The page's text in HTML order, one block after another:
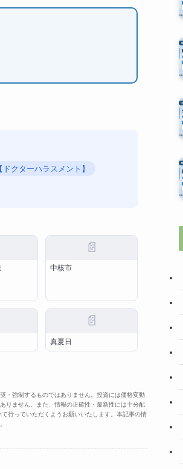
ドクターハラスメント】
📄
中核市
📄
真夏日
・強制するものではありません。投資には価格変動
りません。また、情報の正確性・最新性には十分配
行っていただくようお願いいたします。本記事の情